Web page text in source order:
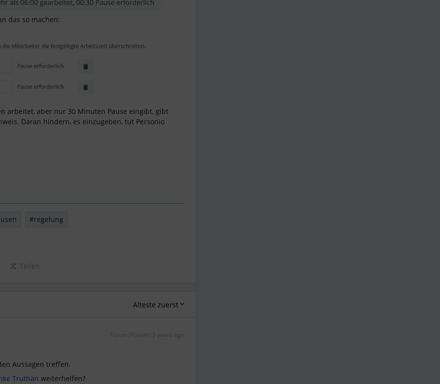
das so machen:
arbeitet, aber nur 30 Minuten Pause eingibt, gibt
Daran hindern, es einzugeben, tut Personio
#regelung
Teilen
Älteste zuerst
Forum|Forum|5 years ago
Aussagen treffen.
Truthän weiterhelfen?